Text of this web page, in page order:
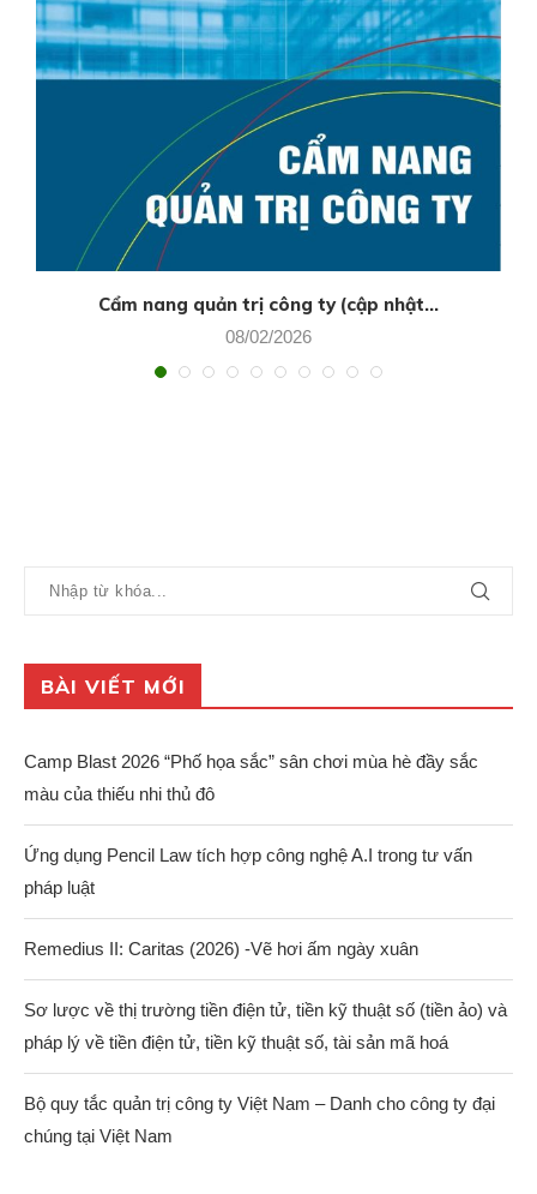
Cẩm nang quản trị công ty (cập nhật...
08/02/2026
BÀI VIẾT MỚI
Camp Blast 2026 “Phố họa sắc” sân chơi mùa hè đầy sắc
màu của thiếu nhi thủ đô
Ứng dụng Pencil Law tích hợp công nghệ A.I trong tư vấn
pháp luật
Remedius II: Caritas (2026) -Vẽ hơi ấm ngày xuân
Sơ lược về thị trường tiền điện tử, tiền kỹ thuật số (tiền ảo) và
pháp lý về tiền điện tử, tiền kỹ thuật số, tài sản mã hoá
Bộ quy tắc quản trị công ty Việt Nam – Danh cho công ty đại
chúng tại Việt Nam